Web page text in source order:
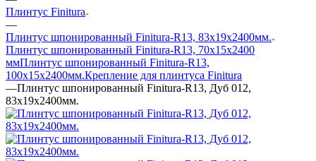
Плинтус Finitura
—
Плинтус шпонированный Finitura-R13, 83x19x2400мм.
Плинтус шпонированный Finitura-R13, 70x15х2400
ммПлинтус шпонированный Finitura-R13,
100x15x2400мм.Крепление для плинтуса Finitura
—Плинтус шпонированный Finitura-R13, Дуб 012,
83x19x2400мм.